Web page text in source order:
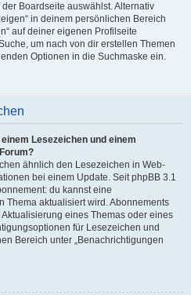
Boardseite auswählst. Alternativ
in deinem persönlichen Bereich
auf deiner eigenen Profilseite
um nach von dir erstellen Themen
Optionen in die Suchmaske ein.
Lesezeichen und einem
ähnlich den Lesezeichen in Web-
bei einem Update. Seit phpBB 3.1
du kannst eine
Thema aktualisiert wird. Abonnements
eines Themas oder eines
für Lesezeichen und
Bereich unter „Benachrichtigungen